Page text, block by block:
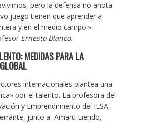
pero la defensa no anota
juego tienen que aprender a
y en el medio campo.» —
Ernesto Blanco.
MEDIDAS PARA LA
internacionales plantea una
por el talento. La profesora del
y Emprendimiento del IESA,
junto a Amaru Liendo,